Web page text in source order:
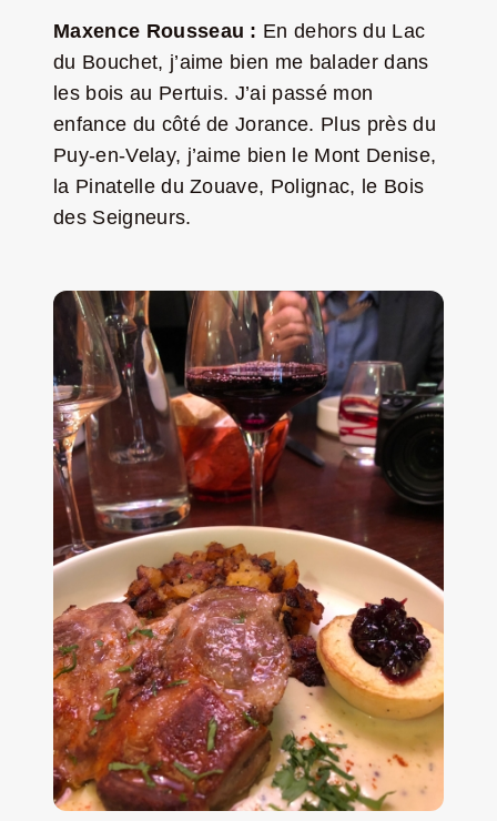
Maxence Rousseau : En dehors du Lac
du Bouchet, j’aime bien me balader dans
les bois au Pertuis. J’ai passé mon
enfance du côté de Jorance. Plus près du
Puy-en-Velay, j’aime bien le Mont Denise,
la Pinatelle du Zouave, Polignac, le Bois
des Seigneurs.